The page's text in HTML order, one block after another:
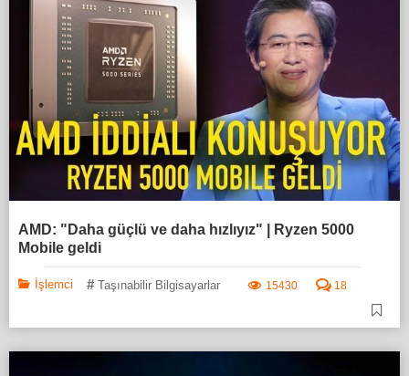
AMD: "Daha güçlü ve daha hızlıyız" | Ryzen 5000
Mobile geldi
İşlemci # Taşınabilir Bilgisayarlar 15430 18